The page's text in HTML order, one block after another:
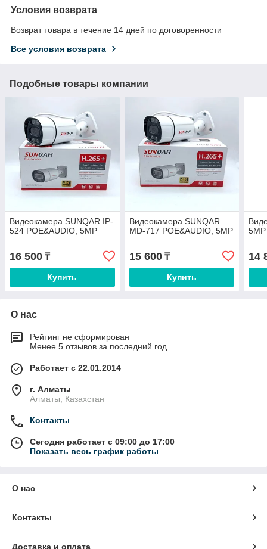
Условия возврата
Возврат товара в течение 14 дней по договоренности
Все условия возврата
Подобные товары компании
Видеокамера SUNQAR IP-
524 POE&AUDIO, 5MP
16 500 ₸
Купить
Видеокамера SUNQAR
MD-717 POE&AUDIO, 5MP
15 600₸
Купить
14
О нас
Рейтинг не сформирован
Менее 5 отзывов за последний год
Работает с 22.01.2014
г. Алматы
Алматы, Казахстан
Контакты
Сегодня работает с 09:00 до 17:00
Показать весь график работы
О нас
Контакты
Доставка и оплата